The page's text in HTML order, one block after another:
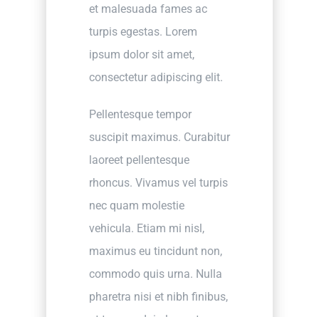
et malesuada fames ac
turpis egestas. Lorem
ipsum dolor sit amet,
consectetur adipiscing elit.
Pellentesque tempor
suscipit maximus. Curabitur
laoreet pellentesque
rhoncus. Vivamus vel turpis
nec quam molestie
vehicula. Etiam mi nisl,
maximus eu tincidunt non,
commodo quis urna. Nulla
pharetra nisi et nibh finibus,